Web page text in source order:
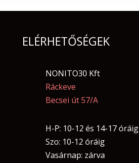
ELÉRHETŐSÉGEK
NONITO30 Kft
Ráckeve
Becsei út 57/A
H-P: 10-12 és 14-17 óráig
Szo: 10-12 óráig
Vasárnap: zárva